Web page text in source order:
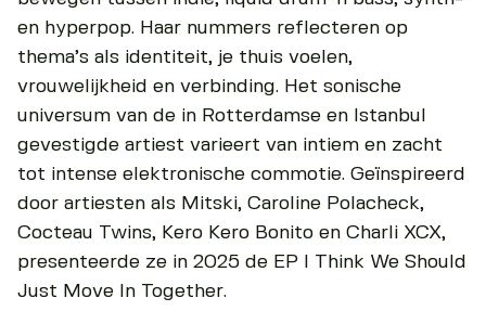
en hyperpop. Haar nummers reflecteren op
thema’s als identiteit, je thuis voelen,
vrouwelijkheid en verbinding. Het sonische
universum van de in Rotterdamse en Istanbul
gevestigde artiest varieert van intiem en zacht
tot intense elektronische commotie. Geïnspireerd
door artiesten als Mitski, Caroline Polacheck,
Cocteau Twins, Kero Kero Bonito en Charli XCX,
presenteerde ze in 2025 de EP I Think We Should
Just Move In Together.